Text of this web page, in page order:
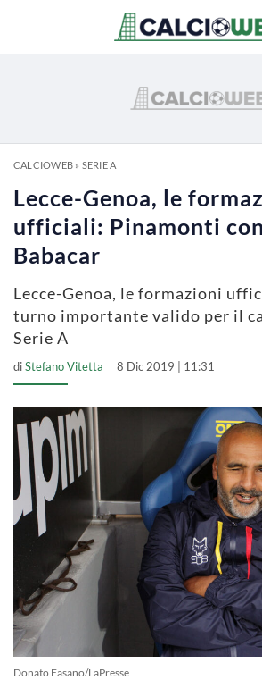
CALCIOWEB» SERIE A
Lecce-Genoa, le
ufficiali: Pinamonti
Babacar
Lecce-Genoa, le formazioni
turno importante valido per il
Serie A
diStefano Vitetta 8 Dic 2019 | 11:31
Donato Fasano/LaPresse